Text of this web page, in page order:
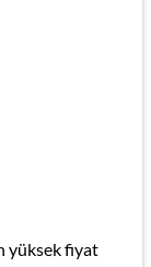
yüksek fiyat